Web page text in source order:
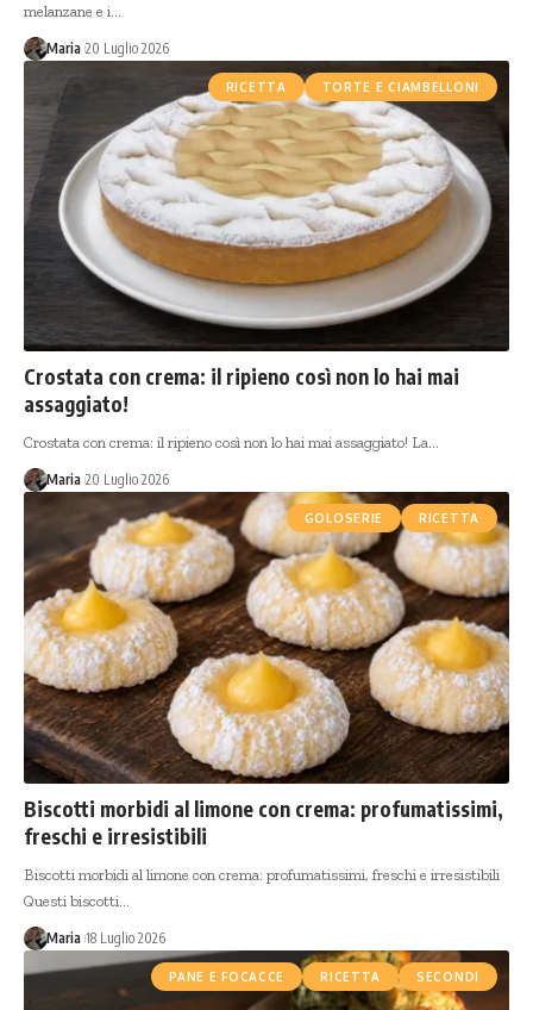
melanzane e i…
Maria 20 Luglio 2026
RICETTA TORTE E CIAMBELLONI
Crostata con crema: il ripieno così non lo hai mai
assaggiato!
Crostata con crema: il ripieno così non lo hai mai assaggiato! La…
Maria 20 Luglio 2026
GOLOSERIE RICETTA
Biscotti morbidi al limone con crema: profumatissimi,
freschi e irresistibili
Biscotti morbidi al limone con crema: profumatissimi, freschi e irresistibili
Questi biscotti…
Maria 18 Luglio 2026
PANE E FOCACCE RICETTA SECONDI